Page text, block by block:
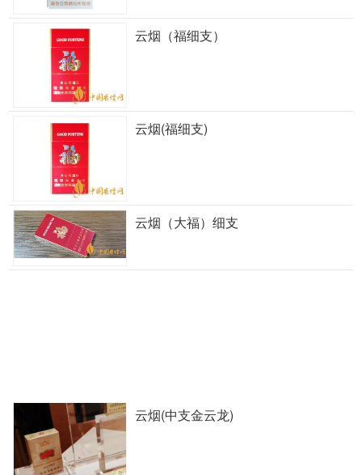
云烟（福细支）
云烟(福细支)
云烟（大福）细支
云烟(中支金云龙)